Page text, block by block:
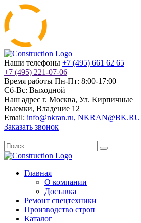
Наши телефоны +7 (495) 661 62 65
+7 (495) 221-07-06
Время работы Пн-Пт: 8:00-17:00
Сб-Вс: Выходной
Наш адрес г. Москва, Ул. Кирпичные
Выемки, Владение 12
Email: info@nkran.ru, NKRAN@BK.RU
Заказать звонок
Главная
О компании
Доставка
Ремонт спецтехники
Производство строп
Каталог